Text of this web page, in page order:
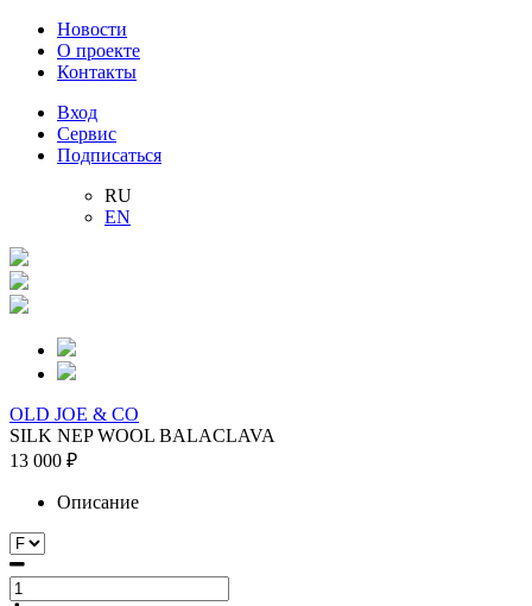
Новости
О проекте
Контакты
Вход
Сервис
Подписаться
RU
EN
OLD JOE & CO
SILK NEP WOOL BALACLAVA
13 000 ₽
Описание